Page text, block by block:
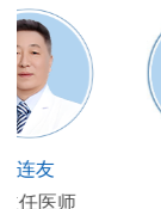
副主任医师